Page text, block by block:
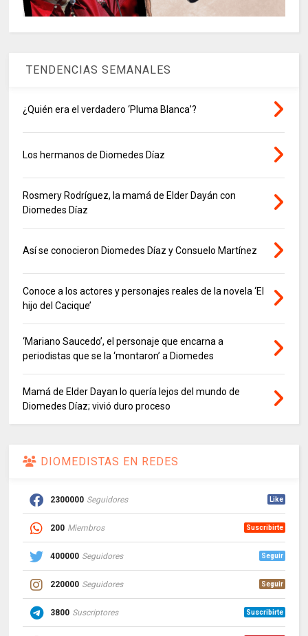
TENDENCIAS SEMANALES
¿Quién era el verdadero ‘Pluma Blanca’?
Los hermanos de Diomedes Díaz
Rosmery Rodríguez, la mamá de Elder Dayán con
Diomedes Díaz
Así se conocieron Diomedes Díaz y Consuelo Martínez
Conoce a los actores y personajes reales de la novela ‘El
hijo del Cacique’
‘Mariano Saucedo’, el personaje que encarna a
periodistas que se la ‘montaron’ a Diomedes
Mamá de Elder Dayan lo quería lejos del mundo de
Diomedes Díaz; vivió duro proceso
DIOMEDISTAS EN REDES
2300000 Seguidores Like
200 Miembros Suscribirte
400000 Seguidores Seguir
220000 Seguidores Seguir
3800 Suscriptores Suscribirte